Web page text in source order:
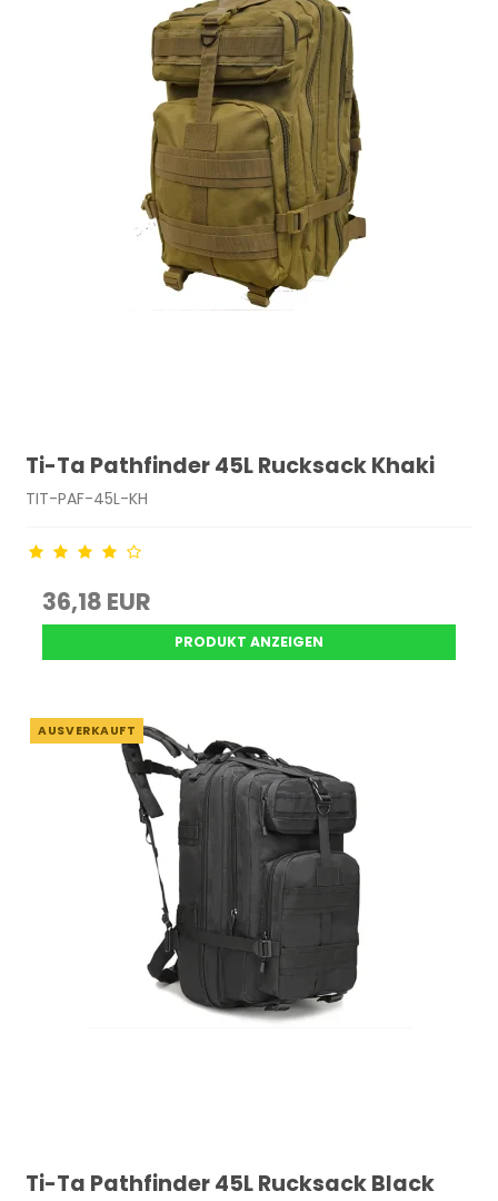
Ti-Ta Pathfinder 45L Rucksack Khaki
TIT-PAF-45L-KH
36,18 EUR
PRODUKT ANZEIGEN
AUSVERKAUFT
Ti-Ta Pathfinder 45L Rucksack Black